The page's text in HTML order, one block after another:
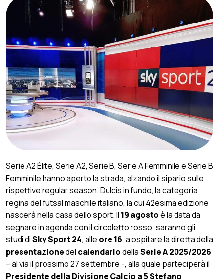
Serie A2 Élite, Serie A2, Serie B, Serie A Femminile e Serie B
Femminile hanno aperto la strada, alzando il sipario sulle
rispettive regular season. Dulcis in fundo, la categoria
regina del futsal maschile italiano, la cui 42esima edizione
nascerà nella casa dello sport. Il 19 agostoè la data da
segnare in agenda con il circoletto rosso: saranno gli
studi diSky Sport 24, alle ore 16, a ospitare la diretta della
presentazionedel calendariodellaSerie A 2025/2026
– al via il prossimo 27 settembre -, alla quale parteciperà il
Presidente della Divisione Calcio a 5 Stefano